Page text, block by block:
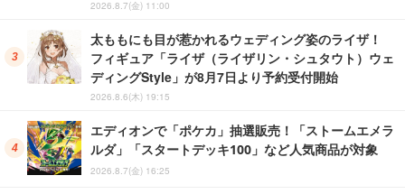
2026.8.7(金) 11:00
太ももにも目が惹かれるウェディング姿のライザ！
フィギュア「ライザ（ライザリン・シュタウト）ウェ
ディングStyle」が8月7日より予約受付開始
2026.8.6(木) 19:15
エディオンで「ポケカ」抽選販売！「ストームエメラ
ルダ」「スタートデッキ100」など人気商品が対象
2026.8.7(金) 16:25